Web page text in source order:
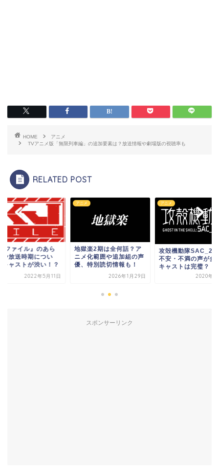
HOME
アニメ
TVアニメ版「無限列車編」の追加要素は？放送情報や劇場版の視聴率も
RELATED POST
楽2期は全何話？ア
化範囲や追加組の声
特別読切情報も！
2026年1月29日
アニメ
攻殻機動隊SAC_2045に
不安・不満の声が多い？
キャストは完璧？
2020年4月2日
アニメ
『KJファイル』の
すじや放送時期につ
て！キャストが渋い
2022年5
スポンサーリンク